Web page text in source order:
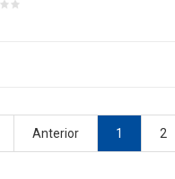
Anterior 1 2